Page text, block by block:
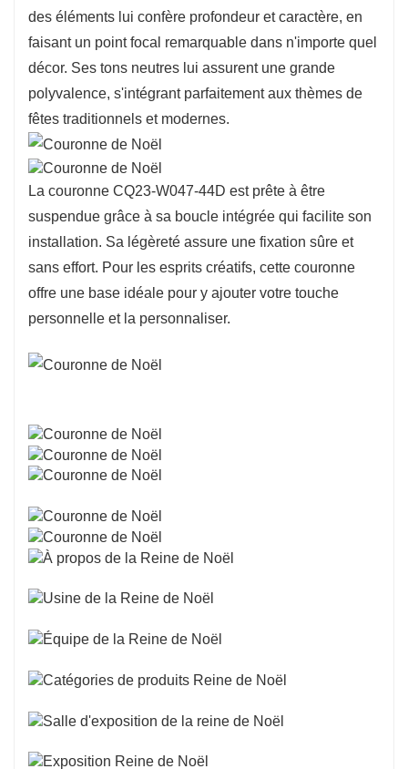
Conçue pour durer, cette couronne est
fabriquée à partir de matériaux résistants qui
conservent leur beauté tout au long des fêtes.
Son design écologique embellit votre décoration
tout en favorisant le développement durable, ce
qui en fait un choix judicieux pour les
consommateurs soucieux de l'environnement.
des éléments lui confère profondeur et caractère, en
faisant un point focal remarquable dans n'importe quel
décor. Ses tons neutres lui assurent une grande
polyvalence, s'intégrant parfaitement aux thèmes de
fêtes traditionnels et modernes.
La couronne CQ23-W047-44D est prête à être
suspendue grâce à sa boucle intégrée qui facilite son
installation. Sa légèreté assure une fixation sûre et
sans effort. Pour les esprits créatifs, cette couronne
offre une base idéale pour y ajouter votre touche
personnelle et la personnaliser.